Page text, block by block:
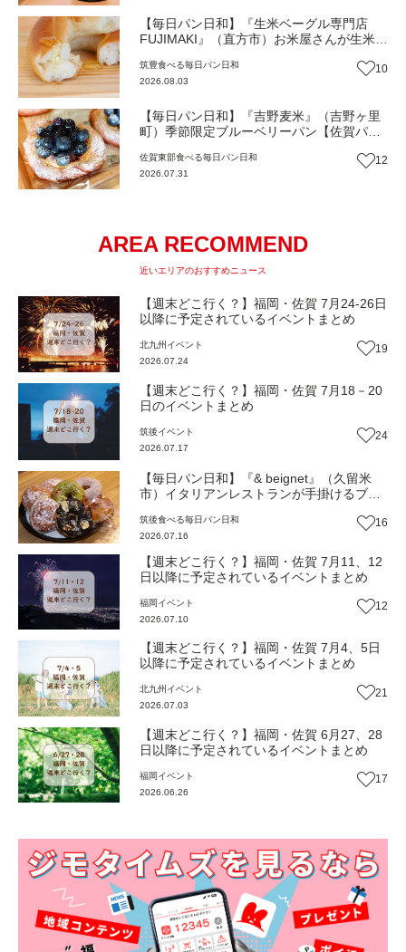
【毎日パン日和】『生米ベーグル専門店
FUJIMAKI』（直方市）お米屋さんが生米か
筑豊食べる毎日パン日和
2026.08.03
10
【毎日パン日和】『吉野麦米』（吉野ヶ里
町）季節限定ブルーベリーパン【佐賀パ
佐賀東部食べる毎日パン日和
2026.07.31
12
AREA RECOMMEND
近いエリアのおすすめニュース
【週末どこ行く？】福岡・佐賀 7月24-26日
以降に予定されているイベントまとめ
北九州 イベント
2026.07.24
19
【週末どこ行く？】福岡・佐賀 7月18－20
日のイベントまとめ
筑後イベント
2026.07.17
24
【毎日パン日和】『& beignet』（久留米
市）イタリアンレストランが手掛けるブリ
筑後食べる毎日パン日和
2026.07.16
16
【週末どこ行く？】福岡・佐賀 7月11、12
日以降に予定されているイベントまとめ
福岡 イベント
2026.07.10
12
【週末どこ行く？】福岡・佐賀 7月4、5日
以降に予定されているイベントまとめ
北九州 イベント
2026.07.03
21
【週末どこ行く？】福岡・佐賀 6月27、28
日以降に予定されているイベントまとめ
福岡 イベント
2026.06.26
17